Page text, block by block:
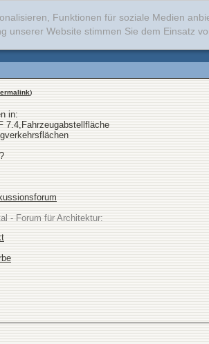
Funktionen für soziale Medien
unserer Website stimmen Sie dem Einsatz
)
in:
7.4,Fahrzeugabstellfläche
- Forum für Architektur: